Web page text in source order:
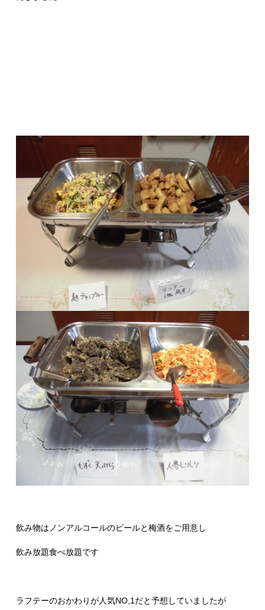
飲み物はノンアルコールのビールと梅酒をご用意し
飲み放題食べ放題です
ラフテーのおかわりが人気NO,1だと予想していましたが